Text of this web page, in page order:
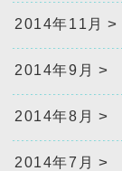
2014年11月
2014年9月
2014年8月
2014年7月